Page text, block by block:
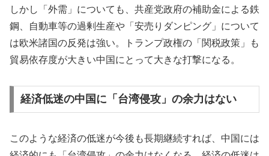
しかし「外需」についても、共産党政府の補助金による鉄
鋼、自動車等の過剰生産や「安売りダンピング」について
は欧米諸国の反発は強い。トランプ政権の「関税政策」も
貿易依存度が大きい中国にとって大きな打撃になる。
経済低迷の中国に「台湾侵攻」の余力はない
このような経済の低迷が今後も長期継続すれば、中国には